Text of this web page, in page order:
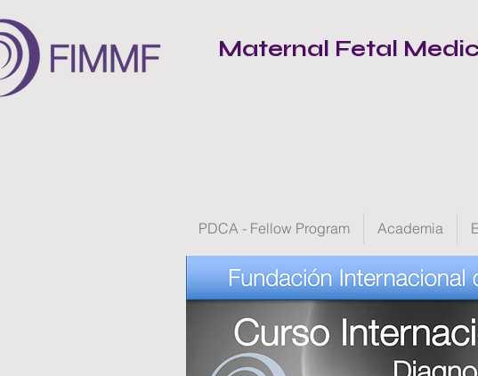
Maternal Fetal
PDCA - Fellow Program Academia